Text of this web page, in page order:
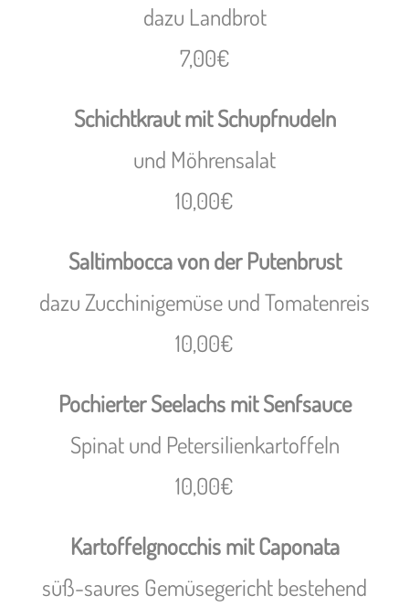
dazu Landbrot
7,00€
Schichtkraut mit Schupfnudeln
und Möhrensalat
10,00€
Saltimbocca von der Putenbrust
dazu Zucchinigemüse und Tomatenreis
10,00€
Pochierter Seelachs mit Senfsauce
Spinat und Petersilienkartoffeln
10,00€
Kartoffelgnocchis mit Caponata
süß-saures Gemüsegericht bestehend